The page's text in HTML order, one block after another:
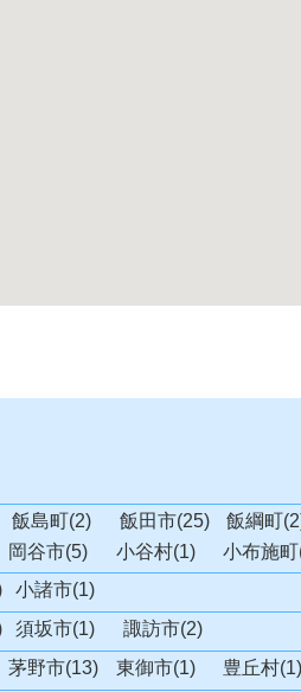
飯島町(2) 飯田市(25)
飯綱町
岡谷市(5) 小谷村(1)
小布施
小諸市(1)
須坂市(1)
諏訪市(2)
茅野市(13) 東御市(1)
豊丘村(1)